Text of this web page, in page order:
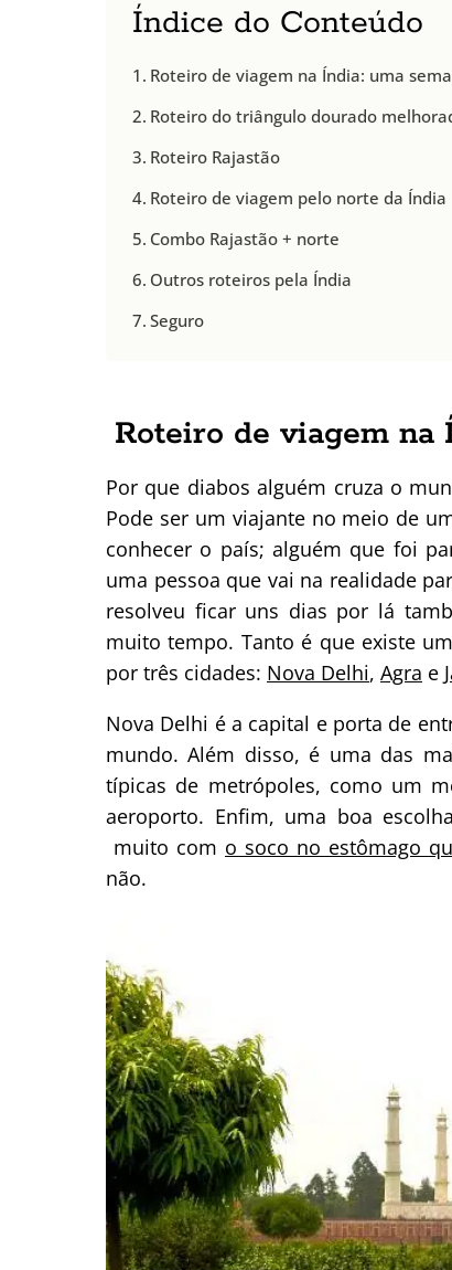
Índice do Conteúdo
Roteiro de viagem na Índia: uma
Roteiro do triângulo dourado
Roteiro Rajastão
Roteiro de viagem pelo norte da Índia
Combo Rajastão + norte
Outros roteiros pela Índia
Seguro
Roteiro de viagem na
Por que diabos alguém cruza o
Pode ser um viajante no meio de
conhecer o país; alguém que foi
uma pessoa que vai na realidade
resolveu ficar uns dias por lá
muito tempo. Tanto é que existe
por três cidades: Nova Delhi, Agra e
Nova Delhi é a capital e porta de
mundo. Além disso, é uma das
típicas de metrópoles, como um
aeroporto. Enfim, uma boa
muito com o soco no estômago
não.